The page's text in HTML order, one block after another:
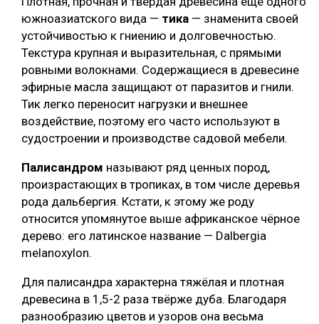
южноазиатского вида — тика — знаменита своей
устойчивостью к гниению и долговечностью.
Текстура крупная и выразительная, с прямыми
ровными волокнами. Содержащиеся в древесине
эфирные масла защищают от паразитов и гнили.
Тик легко переносит нагрузки и внешнее
воздействие, поэтому его часто используют в
судостроении и производстве садовой мебели.
Палисандром называют ряд ценных пород,
произрастающих в тропиках, в том числе деревья
рода дальбергия. Кстати, к этому же роду
относится упомянутое выше африканское чёрное
дерево: его латинское название — Dalbergia
melanoxylon.
Для палисандра характерна тяжёлая и плотная
древесина в 1,5-2 раза твёрже дуба. Благодаря
разнообразию цветов и узоров она весьма